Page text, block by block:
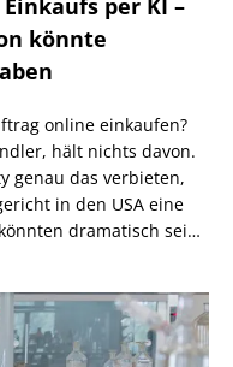
könnte
online einkaufen?
hält nichts davon.
genau das verbieten,
in den USA eine
dramatisch sein,